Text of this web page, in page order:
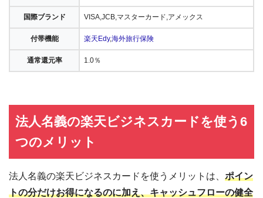
国際ブランド VISA,JCB,マスターカード,アメックス
付帯機能 楽天Edy,海外旅行保険
通常還元率 1.0％
法人名義の楽天ビジネスカードを使う6
つのメリット
法人名義の楽天ビジネスカードを使うメリットは、 ポイン
トの分だけお得になるのに加え、キャッシュフローの健全